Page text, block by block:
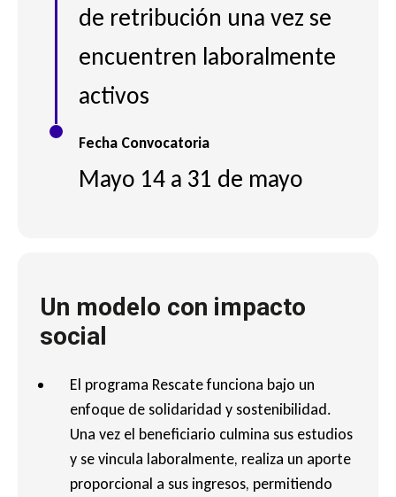
de retribución una vez se
encuentren laboralmente
activos
Fecha Convocatoria
Mayo 14 a 31 de mayo
Un modelo con impacto
social
El programa Rescate funciona bajo un
enfoque de solidaridad y sostenibilidad.
Una vez el beneficiario culmina sus estudios
y se vincula laboralmente, realiza un aporte
proporcional a sus ingresos, permitiendo